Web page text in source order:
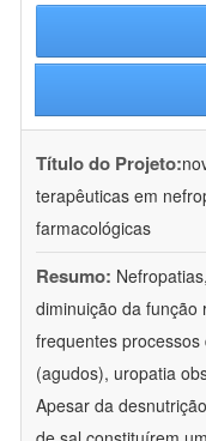
Título do Projeto:
terapêuticas em
farmacológicas
Resumo:
diminuição da função
frequentes
(agudos), uropatia
Apesar da